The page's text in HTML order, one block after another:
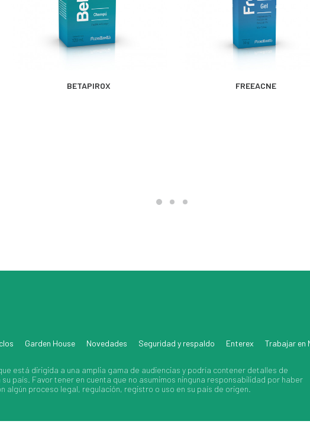
MÁS INFORMACIÓN
BETAPIROX MÁS INFORMACIÓN
FREEACNE
Garden House Novedades Seguridad y respaldo Enterex Trabajar en
está dirigida a una amplia gama de audiencias y podría contener detalles de
país. Favor tener en cuenta que no asumimos ninguna responsabilidad por haber
algún proceso legal, regulación, registro o uso en su país de origen.